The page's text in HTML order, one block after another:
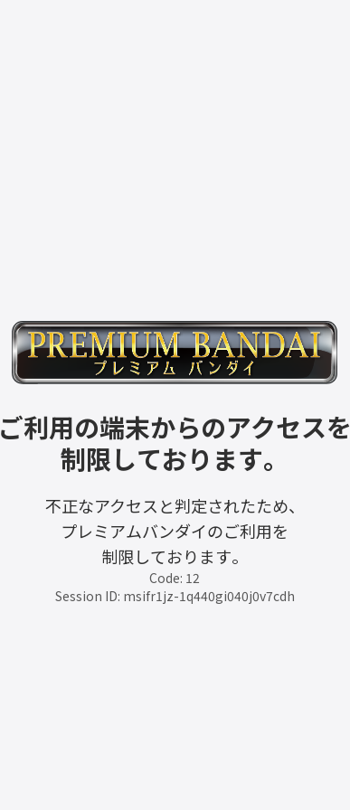
ご利用の端末からのアクセスを
制限しております。
不正なアクセスと判定されたため、
プレミアムバンダイのご利用を
制限しております。
Code: 12
Session ID: msifr1jz-1q440gi040j0v7cdh